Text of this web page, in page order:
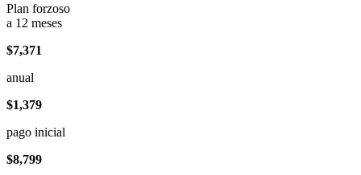
Plan forzoso
a 12 meses
$7,371
anual
$1,379
pago inicial
$8,799